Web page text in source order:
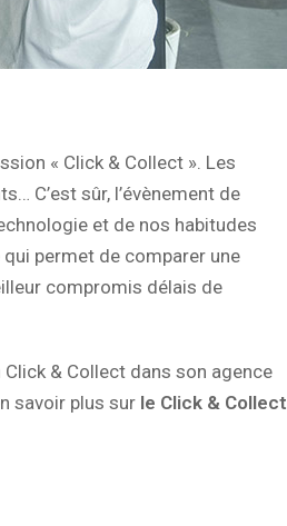
« Click & Collect ». Les
C’est sûr, l’évènement de
et de nos habitudes
permet de comparer une
compromis délais de
& Collect dans son agence
savoir plus sur le Click & Collect